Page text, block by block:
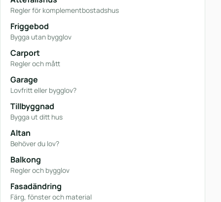
Regler för komplementbostadshus
Friggebod
Bygga utan bygglov
Carport
Regler och mått
Garage
Lovfritt eller bygglov?
Tillbyggnad
Bygga ut ditt hus
Altan
Behöver du lov?
Balkong
Regler och bygglov
Fasadändring
Färg, fönster och material